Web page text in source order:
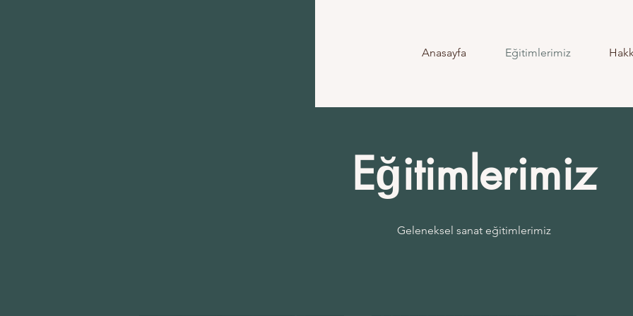
Anasayfa Eğitimlerimiz
Eğitimlerimiz
Geleneksel sanat eğitimlerimiz